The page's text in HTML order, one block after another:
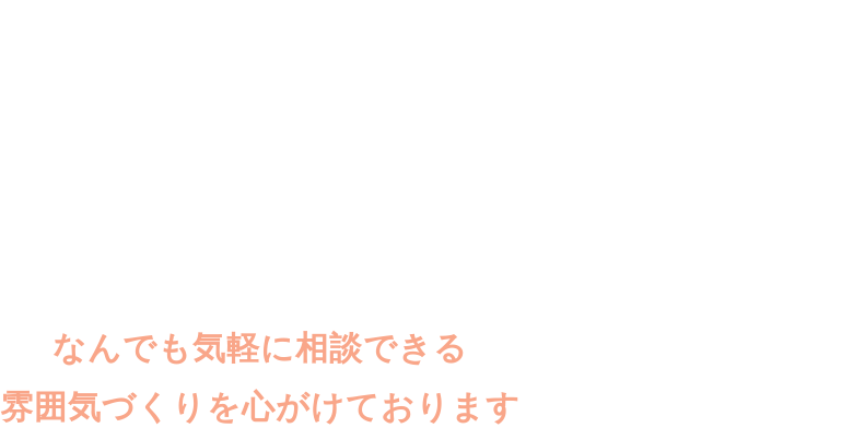
なんでも気軽に相談できる
雰囲気づくりを心がけております